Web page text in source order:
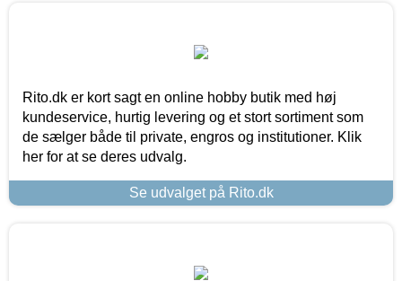
Rito.dk er kort sagt en online hobby butik med høj
kundeservice, hurtig levering og et stort sortiment som
de sælger både til private, engros og institutioner. Klik
her for at se deres udvalg.
Se udvalget på Rito.dk